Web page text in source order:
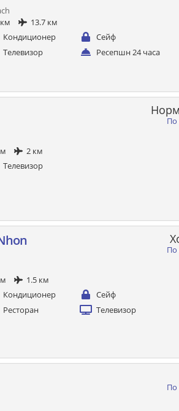
13.7 км
Кондиционер
Сейф
Телевизор Ресепшн 24 часа
2 км
Телевизор
По
1.5 км
Кондиционер
Сейф
Ресторан
Телевизор
По
По